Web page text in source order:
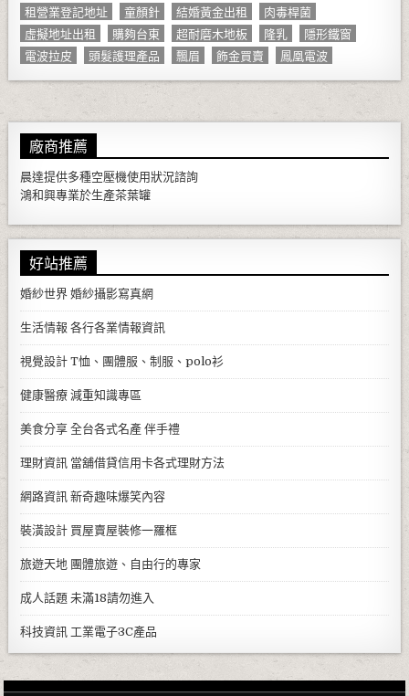
租營業登記地址
童顏針 結婚黃金出租
肉毒桿菌
虛擬地址出租
購夠台東 超耐磨木地板 隆乳
隱形鐵窗
電波拉皮
頭髮護理產品 飄眉 飾金買賣 鳳凰電波
廠商推薦
晨達提供多種空壓機使用狀況諮詢
鴻和興專業於生產茶葉罐
好站推薦
婚紗世界 婚紗攝影寫真網
生活情報 各行各業情報資訊
視覺設計 T恤、團體服、制服、polo衫
健康醫療 減重知識專區
美食分享 全台各式名產 伴手禮
理財資訊 當舖借貸信用卡各式理財方法
網路資訊 新奇趣味爆笑內容
裝潢設計 買屋賣屋裝修一羅框
旅遊天地 團體旅遊、自由行的專家
成人話題 未滿18請勿進入
科技資訊 工業電子3C產品